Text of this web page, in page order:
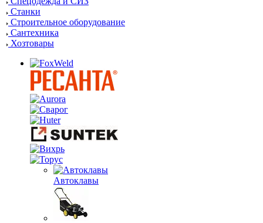
Станки
Строительное оборудование
Сантехника
Хозтовары
Автоклавы